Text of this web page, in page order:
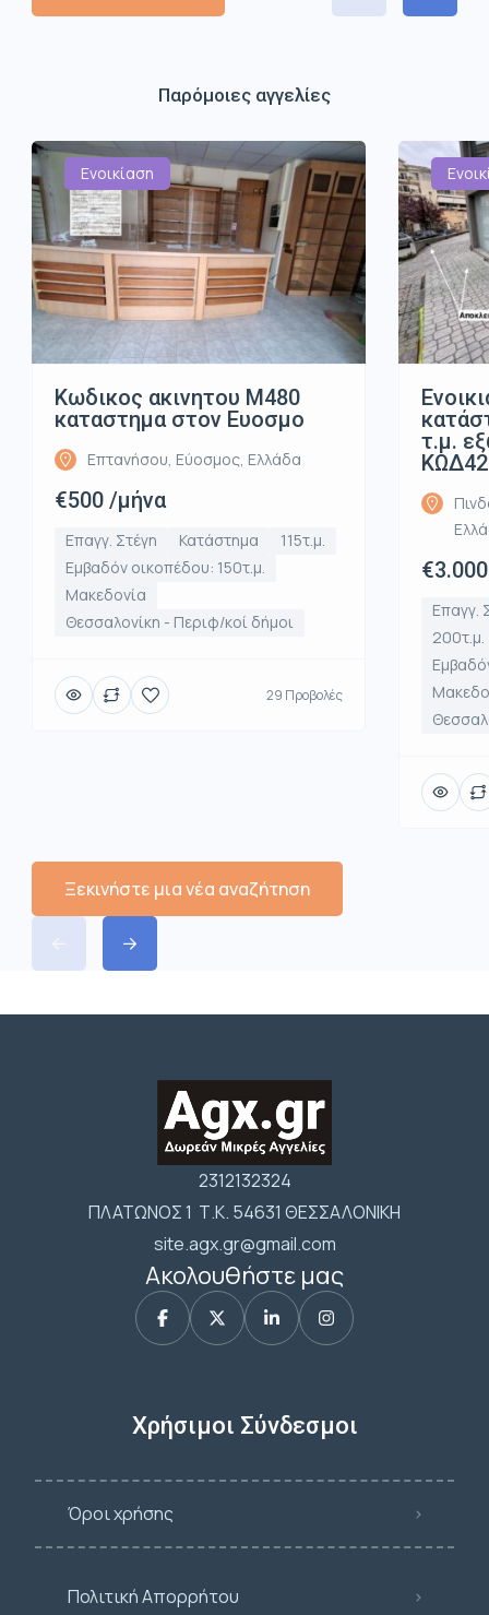
Παρόμοιες αγγελίες
Ενοικίαση
Κωδικος ακινητου Μ480
καταστημα στον Ευοσμο
Επτανήσου, Εύοσμος, Ελλάδα
€500 /μήνα
Επαγγ. Στέγη Κατάστημα
115τ.μ.
Εμβαδόν οικοπέδου: 150τ.μ.
Μακεδονία
Θεσσαλονίκη - Περιφ/κοί δήμοι
29 Προβολές
τ.μ.
Επαγγ.
200τ.μ.
Ξεκινήστε μια νέα αναζήτηση
2312132324
ΠΛΑΤΩΝΟΣ 1 Τ.Κ. 54631 ΘΕΣΣΑΛΟΝΙΚΗ
site.agx.gr@gmail.com
Ακολουθήστε μας
Χρήσιμοι Σύνδεσμοι
Όροι χρήσης
Πολιτική Απορρήτου